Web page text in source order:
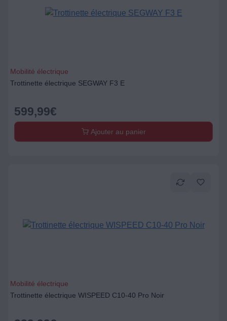
Mobilité électrique
Trottinette électrique SEGWAY F3 E
599,99€
Ajouter au panier
Mobilité électrique
Trottinette électrique WISPEED C10-40 Pro Noir